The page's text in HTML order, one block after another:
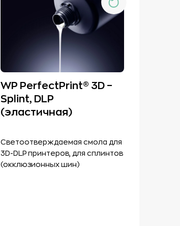
WP PerfectPrint® 3D –
Splint, DLP
(эластичная)
Светоотверждаемая смола для
3D-DLP принтеров, для сплинтов
(окклюзионных шин)